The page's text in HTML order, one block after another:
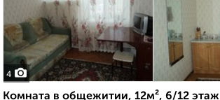
4
Комната в общежитии, 12м², 6/12 этаж